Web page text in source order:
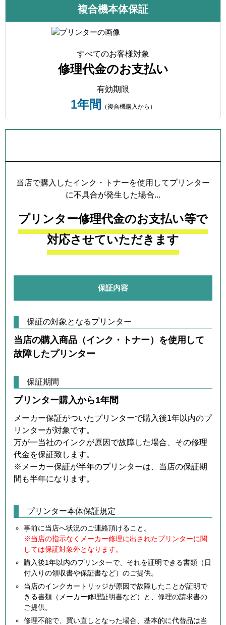
複合機本体保証
すべてのお客様対象
修理代金のお支払い
有効期限
1年間 （複合機購入から）
当店で購入したインク・トナーを使用してプリンター
に不具合が発生した場合...
プリンター修理代金のお支払い等で
対応させていただきます
保証内容
保証の対象となるプリンター
当店の購入商品（インク・トナー）を使用して
故障したプリンター
保証期間
プリンター購入から1年間
メーカー保証がついたプリンターで購入後1年以内のプ
リンターが対象です。
万が一当社のインクが原因で故障した場合、その修理
代金を保証致します。
※メーカー保証が半年のプリンターは、当店の保証期
間も半年になります。
プリンター本体保証規定
事前に当店へ状況のご連絡頂けること。
※当店の指示なくメーカー修理に出されたプリンターに関
しては保証対象外となります。
購入後1年以内のプリンターで、それを証明できる書類（日
付入りの領収書や保証書など）のご提供。
当店のインクカートリッジが原因で故障したことが証明で
きる書類（メーカー修理証明書など）と、修理の請求書の
ご提供。
修理不能で、買い直しとなった場合、基本的に代替品は当